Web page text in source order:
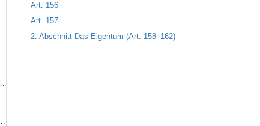
Art. 156
Art. 157
2. Abschnitt Das Eigentum (Art. 158–162)